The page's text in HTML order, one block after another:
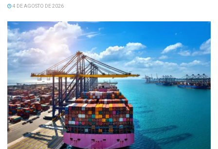
4 DE AGOSTO DE 2026